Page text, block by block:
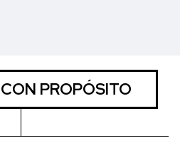
PROPÓSITO